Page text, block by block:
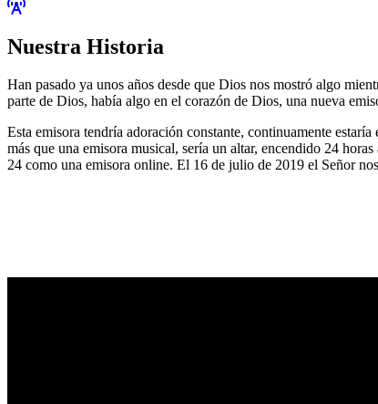
Nuestra Historia
Han pasado ya unos años desde que Dios nos mostró algo
parte de Dios, había algo en el corazón de Dios, una nueva
Esta emisora tendría adoración constante, continuamente
más que una emisora musical, sería un altar, encendido 24
24 como una emisora online. El 16 de julio de 2019 el Señor